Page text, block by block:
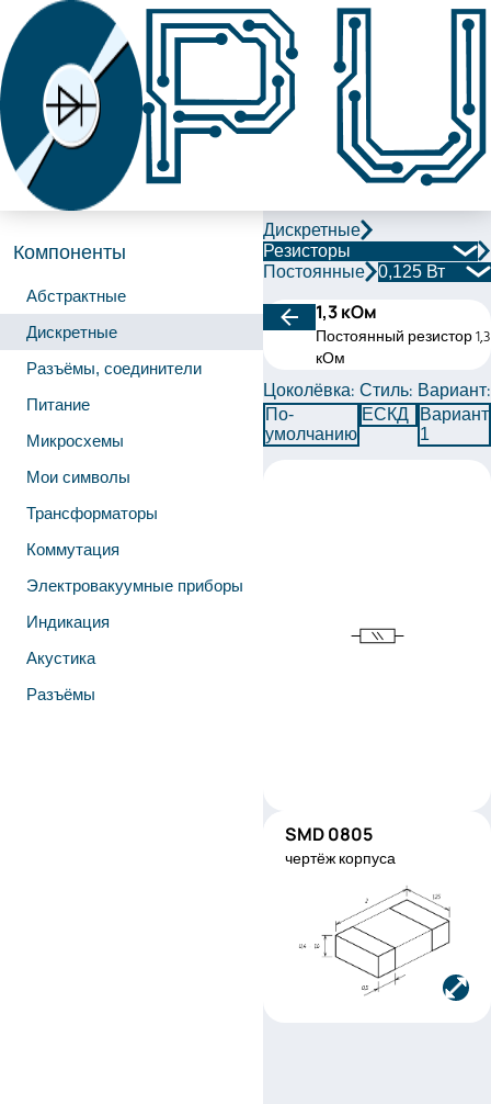
Компоненты
Абстрактные
Дискретные
Разъёмы, соединители
Питание
Микросхемы
Мои символы
Трансформаторы
Коммутация
Электровакуумные приборы
Индикация
Акустика
Разъёмы
Дискретные
Резисторы
Постоянные
0,125 Вт
1,3 кОм
Постоянный резистор 1,3
кОм
Цоколёвка:
По-
умолчанию
Стиль:
ЕСКД
Вариант:
Вариант
1
SMD0805
Производитель:
Electronics
Код изделия:
SMD 0805
чертёж корпуса